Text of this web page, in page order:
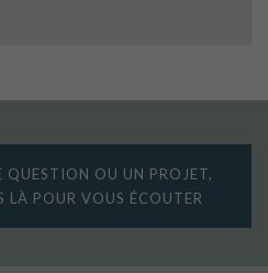
QUESTION OU UN PROJET,
LÀ POUR VOUS ÉCOUTER